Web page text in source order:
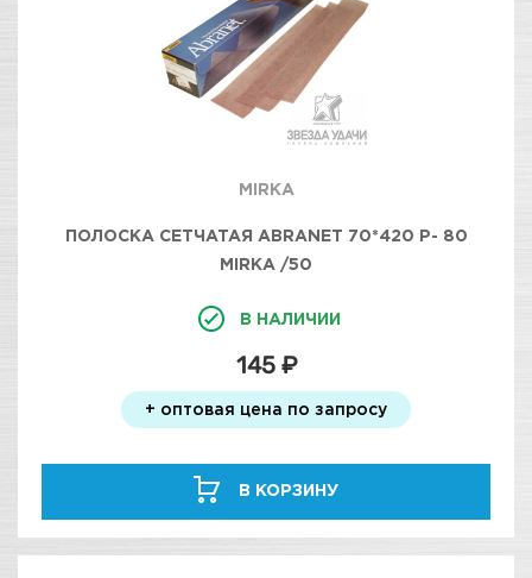
MIRKA
ПОЛОСКА СЕТЧАТАЯ ABRANET 70*420 Р- 80
MIRKA /50
В НАЛИЧИИ
145 ₽
+ оптовая цена по запросу
В КОРЗИНУ